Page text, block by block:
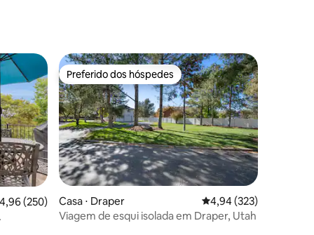
hóspedes
de uma avaliação média de 5, 250 avaliações
4,96 (250)
Preferido dos hóspedes
Preferido dos hóspedes
Casa ⋅ Draper 4,94 de uma avaliação
4,94 (323)
Viagem de esqui isolada em Draper, Utah